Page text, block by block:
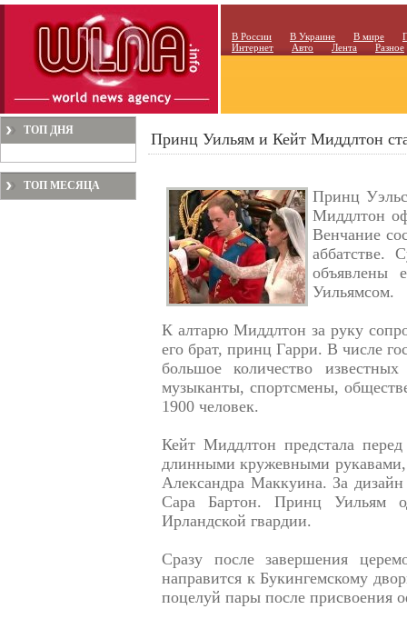
В России В Украине В мире
Интернет
Авто Лента Разное
ТОП ДНЯ
ТОП МЕСЯЦА
Принц Уильям и Кейт Миддлтон
Принц
Миддлтон
Венчание
аббатстве.
объявлены
Уильямсом.
К алтарю Миддлтон за руку
его брат, принц Гарри. В числе
большое количество
музыканты, спортсмены,
1900 человек.
Кейт Миддлтон предстала
длинными кружевными
Александра Маккуина. За
Сара Бартон. Принц Уильям
Ирландской гвардии.
Сразу после завершения
направится к Букингемскому
поцелуй пары после присвоения